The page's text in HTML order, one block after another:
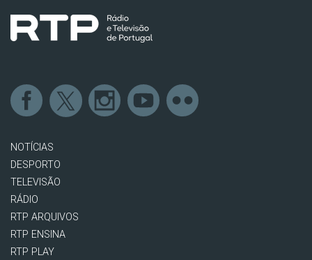
NOTÍCIAS
DESPORTO
TELEVISÃO
RÁDIO
RTP ARQUIVOS
RTP ENSINA
RTP PLAY